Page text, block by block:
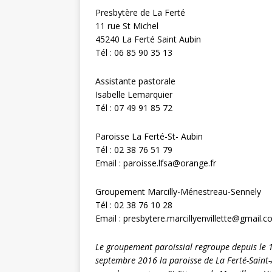
Presbytère de La Ferté
11 rue St Michel
45240 La Ferté Saint Aubin
Tél : 06 85 90 35 13
Assistante pastorale
Isabelle Lemarquier
Tél : 07 49 91 85 72
Paroisse La Ferté-St- Aubin
Tél : 02 38 76 51 79
Email : paroisse.lfsa@orange.fr
Groupement Marcilly-Ménestreau-Sennely
Tél : 02 38 76 10 28
Email :
Le groupement paroissial regroupe depuis le
septembre 2016 la paroisse de La Ferté-